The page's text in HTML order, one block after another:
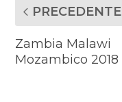
PRECEDENTE
Zambia Malawi
Mozambico 2018